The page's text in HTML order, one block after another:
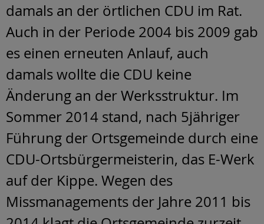
damals an der örtlichen CDU im Rat.
Auch in der Periode 2004 bis 2009 gab
es einen erneuten Anlauf, auch
damals wollte die CDU keine
Änderung an der Werksstruktur. Im
Sommer 2014 stand, nach 5jähriger
Führung der Ortsgemeinde durch eine
CDU-Ortsbürgermeisterin, das E-Werk
auf der Kippe. Wegen des
Missmanagements der Jahre 2011 bis